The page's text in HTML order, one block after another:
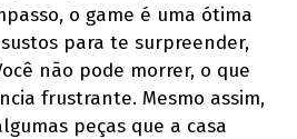
o game é uma ótima
para te surpreender,
não pode morrer, o que
frustrante. Mesmo assim,
peças que a casa